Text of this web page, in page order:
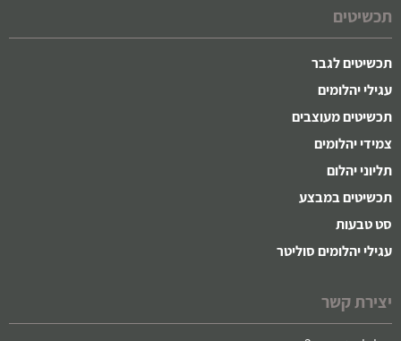
תכשיטים
תכשיטים לגבר
עגילי יהלומים
תכשיטים מעוצבים
צמידי יהלומים
תליוני יהלום
תכשיטים במבצע
סט טבעות
עגילי יהלומים סוליטר
יצירת קשר